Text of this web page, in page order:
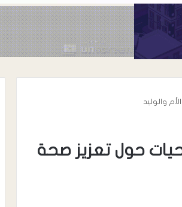
والوليد
حول تعزيز صحة